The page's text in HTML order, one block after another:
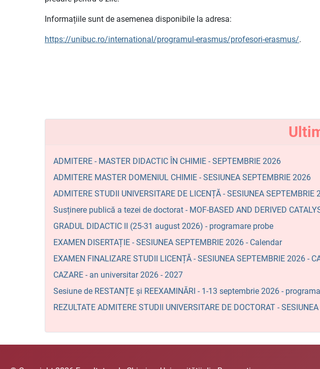
Informațiile sunt de asemenea disponibile la adresa:
https://unibuc.ro/international/programul-erasmus/profesori-erasmus/.
ADMITERE - MASTER DIDACTIC ÎN CHIMIE - SEPTEMBRIE 2026
ADMITERE MASTER DOMENIUL CHIMIE - SESIUNEA SEPTEMBRIE 2026
ADMITERE STUDII UNIVERSITARE DE LICENȚĂ - SESIUNEA SEPTEMBRIE
Susținere publică a tezei de doctorat - MOF-BASED AND DERIVED
GRADUL DIDACTIC II (25-31 august 2026) - programare probe
EXAMEN DISERTAȚIE - SESIUNEA SEPTEMBRIE 2026 - Calendar
EXAMEN FINALIZARE STUDII LICENȚĂ - SESIUNEA SEPTEMBRIE 2026 -
CAZARE - an universitar 2026 - 2027
Sesiune de RESTANȚE și REEXAMINĂRI - 1-13 septembrie 2026 -
REZULTATE ADMITERE STUDII UNIVERSITARE DE DOCTORAT -